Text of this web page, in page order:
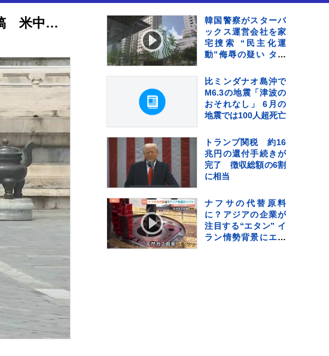
習近平国家主席が『アメリカは衰退』と言及 トランプ大統領投稿 米中首脳会談2日目を前に
韓国警察がスターバ
ックス運営会社を家
宅捜索 “民主化運
動”侮辱の疑い タン
ペーンなどめぐり
比ミンダナオ島沖で
M6.3の地震「津波の
おそれなし」 6月の
地震では100人超死亡
トランプ関税 約16
兆円の還付手続きが
完了 徴収総額の6割
に相当
ナフサの代替原料
に？アジアの企業が
注目する“エタン” イ
ラン情勢背景にエネ